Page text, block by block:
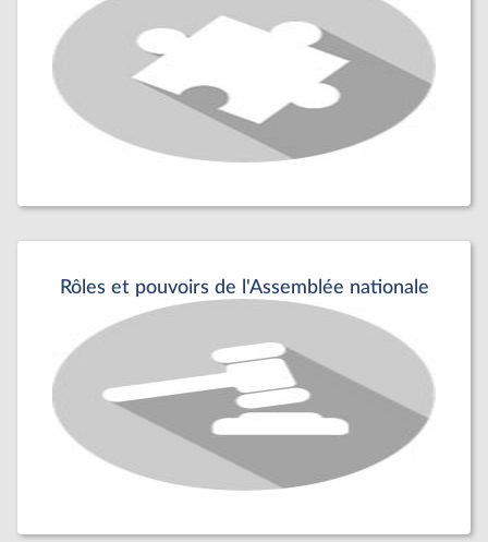
Rôles et pouvoirs de l'Assemblée nationale